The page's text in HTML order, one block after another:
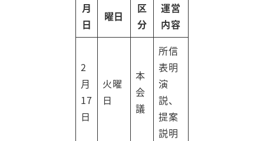
月
日
曜日
区
分
運営
内容
2
月
17
日
火曜
日
本
会
議
所信
表明
演
説、
提案
説明